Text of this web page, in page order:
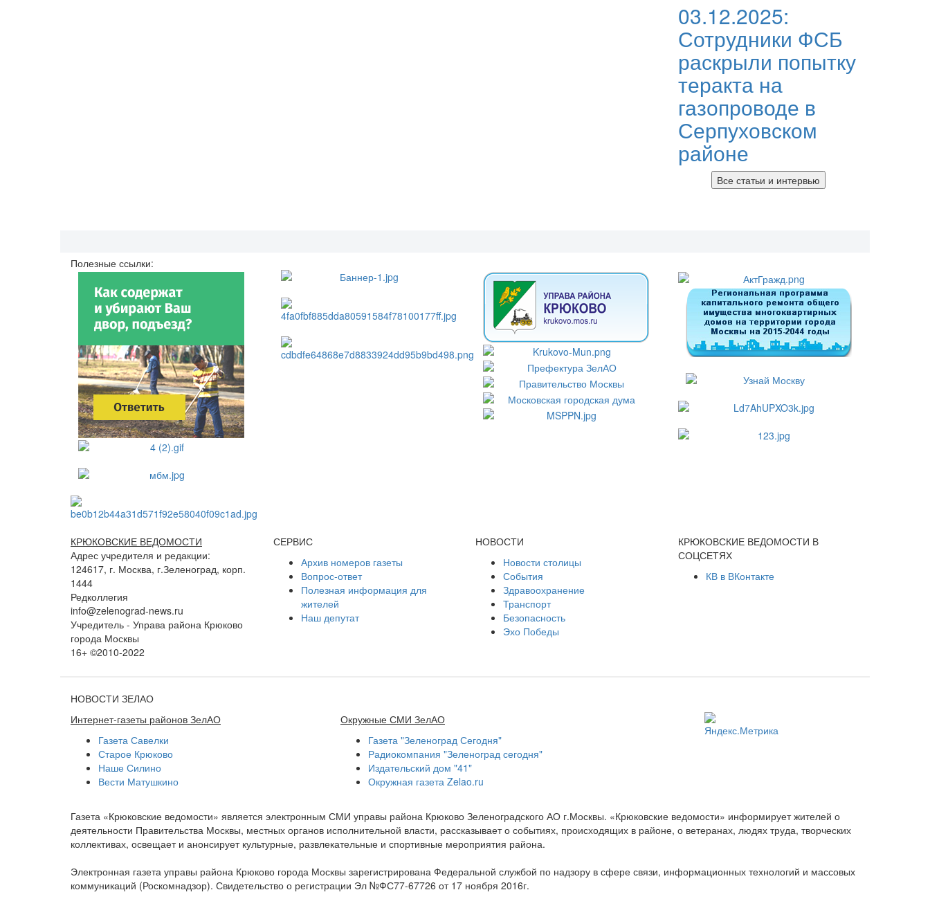
03.12.2025:
Сотрудники ФСБ
раскрыли попытку
теракта на
газопроводе в
Серпуховском
районе
Все статьи и интервью
Полезные ссылки:
КРЮКОВСКИЕ ВЕДОМОСТИ
Адрес учредителя и редакции:
124617, г. Москва, г.Зеленоград, корп.
1444
Редколлегия
info@zelenograd-news.ru
Учредитель - Управа района Крюково
города Москвы
16+ ©2010-2022
СЕРВИС
Архив номеров газеты
Вопрос-ответ
Полезная информация для
жителей
Наш депутат
НОВОСТИ
Новости столицы
События
Здравоохранение
Транспорт
Безопасность
Эхо Победы
КРЮКОВСКИЕ ВЕДОМОСТИ В
СОЦСЕТЯХ
КВ в ВКонтакте
НОВОСТИ ЗЕЛАО
Интернет-газеты районов ЗелАО
Газета Савелки
Старое Крюково
Наше Силино
Вести Матушкино
Окружные СМИ ЗелАО
Газета "Зеленоград Сегодня"
Радиокомпания "Зеленоград сегодня"
Издательский дом "41"
Окружная газета Zelao.ru
Газета «Крюковские ведомости» является электронным СМИ управы района Крюково Зеленоградского АО г.Москвы. «Крюковские ведомости» информирует жителей о
деятельности Правительства Москвы, местных органов исполнительной власти, рассказывает о событиях, происходящих в районе, о ветеранах, людях труда, творческих
коллективах, освещает и анонсирует культурные, развлекательные и спортивные мероприятия района.
Электронная газета управы района Крюково города Москвы зарегистрирована Федеральной службой по надзору в сфере связи, информационных технологий и массовых
коммуникаций (Роскомнадзор). Свидетельство о регистрации Эл №ФС77-67726 от 17 ноября 2016г.